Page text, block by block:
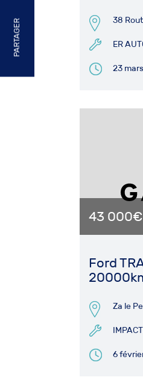
PARTAGER 38
ER
23
43 000€
Ford
Za le
6